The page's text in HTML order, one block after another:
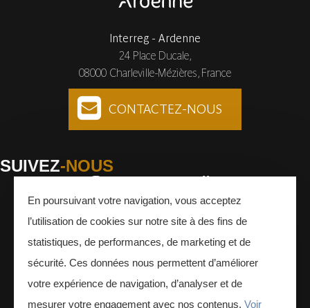
Interreg - Ardenne
24 Place Ducale,
08000 Charleville-Mézières, France
CONTACTEZ-NOUS
SUIVEZ-NOUS
Facebook Instagram Youtube
En poursuivant votre navigation, vous acceptez
l’utilisation de cookies sur notre site à des fins de
statistiques, de performances, de marketing et de
sécurité. Ces données nous permettent d’améliorer
votre expérience de navigation, d’analyser et de
mesurer votre engagement avec nos contenus. Voir